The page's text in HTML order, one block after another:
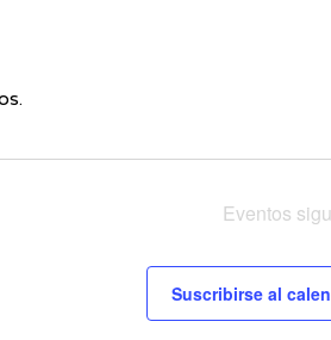
Eventos
Suscribirse al